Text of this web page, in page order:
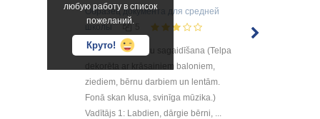
любую работу в список
пожеланий.
Круто!
Образец документа
для средней
1. Ievads un viesu sagaidīšana (Telpa
dekorēta ar krāsainiem baloniem,
ziediem, bērnu darbiem un lentām.
Fonā skan klusa, svinīga mūzika.)
Vadītājs 1: Labdien, dārgie bērni, ...